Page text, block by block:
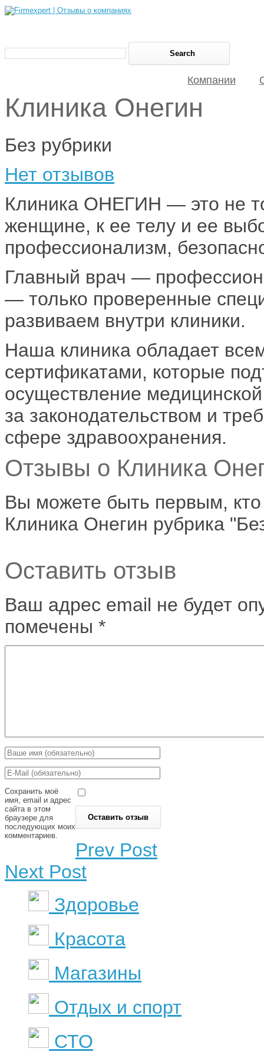
Компании
Клиника Онегин
Без рубрики
Нет отзывов
Клиника ОНЕГИН — это не
женщине, к ее телу и ее
профессионализм,
Главный врач —
— только проверенные
развиваем внутри клиники.
Наша клиника обладает
сертификатами, которые
осуществление
за законодательством и
сфере здравоохранения.
Отзывы о Клиника
Вы можете быть первым,
Клиника Онегин рубрика
Оставить отзыв
Ваш адрес email не будет
помечены *
Сохранить моё
имя, email и адрес
сайта в этом
браузере для
последующих моих
комментариев.
Prev Post
Next Post
Здоровье
Красота
Магазины
Отдых и спорт
СТО